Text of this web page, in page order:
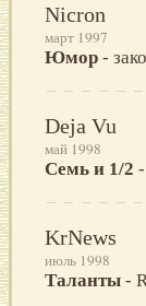
Nicron
март 1997
Юмор -
Deja Vu
май 1998
Семь и 1/2
KrNews
июль 1998
Таланты -